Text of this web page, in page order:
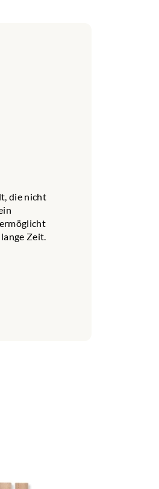
die nicht
Zeit.